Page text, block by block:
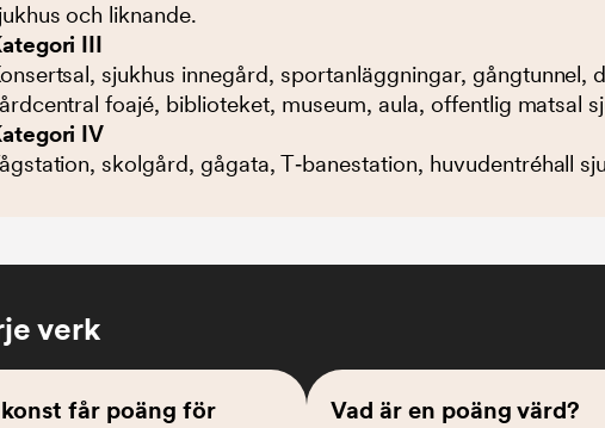
och liknande.
III
sjukhus innegård, sportanläggningar, gångtunnel,
foajé, biblioteket, museum, aula, offentlig matsal
IV
skolgård, gågata, T‐banestation, huvudentréhall
verk
får poäng för
Vad är en poäng värd?